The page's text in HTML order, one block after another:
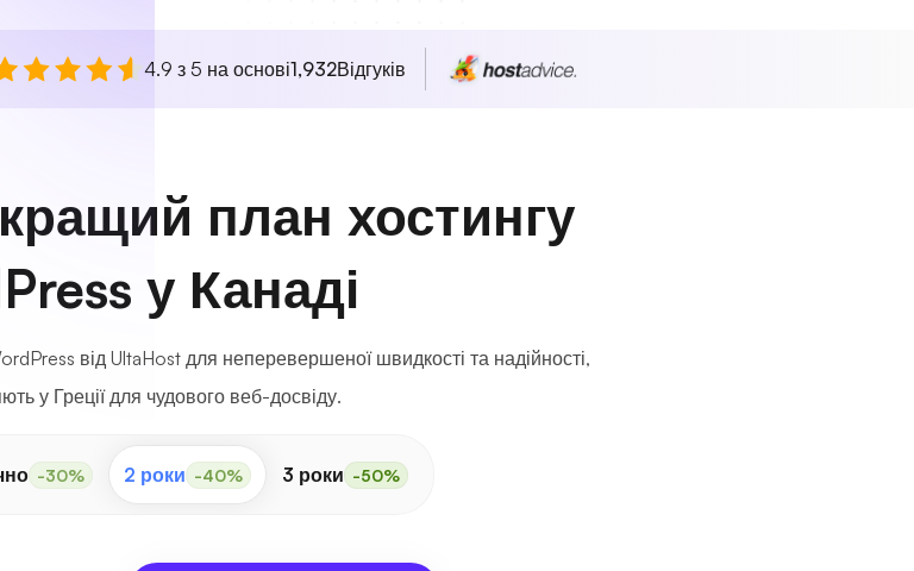
4.9 з 5 на основі1,932Відгуків
план хостингу
у Канаді
від UltaHost для неперевершеної швидкості та надійності,
у Греції для чудового веб-досвіду.
-30% 2 роки -40% 3 роки -50%